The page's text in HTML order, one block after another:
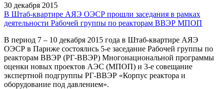
30 декабря 2015
В Штаб-квартире АЯЭ ОЭСР прошли заседания в рамках
деятельности Рабочей группы по реакторам ВВЭР МПОП
В период 7 – 10 декабря 2015 года в Штаб-квартире АЯЭ
ОЭСР в Париже состоялись 5-е заседание Рабочей группы по
реакторам ВВЭР (РГ-ВВЭР) Многонациональной программы
оценки новых проектов АЭС (МПОП) и 3-е совещание
экспертной подгруппы РГ-ВВЭР «Корпус реактора и
оборудование под давлением».